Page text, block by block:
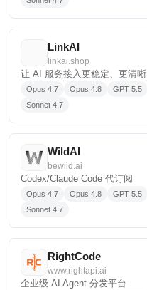
LinkAI
linkai.shop
让 AI 服务接入更稳定、更清晰
Opus 4.7 Opus 4.8 GPT 5.5
Sonnet 4.7
WildAI
bewild.ai
Codex/Claude Code 代订阅
Opus 4.7 Opus 4.8 GPT 5.5
Sonnet 4.7
RightCode
www.rightapi.ai
企业级 AI Agent 分发平台